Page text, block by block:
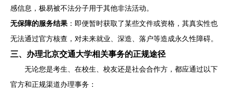
感信息，极易被不法分子用于其他非法活动。
无保障的服务结果 ：即便暂时获取了某些文件或资格，其真实性也
无法通过官方核查，对未来就业、深造、落户等造成永久性障碍。
三、办理北京交通大学相关事务的正规途径
无论您是考生、在校生、校友还是社会合作方，都应通过以下
官方和正规渠道办理事务：